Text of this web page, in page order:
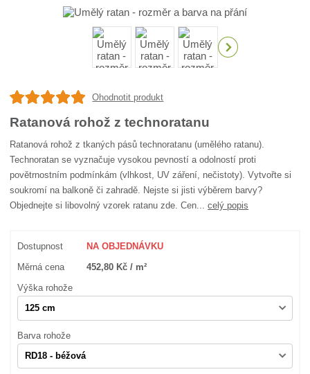
Ohodnotit produkt
Ratanová rohož z technoratanu
Ratanová rohož z tkaných pásů technoratanu (umělého ratanu).
Technoratan se vyznačuje vysokou pevností a odolností proti
povětrnostním podmínkám (vlhkost, UV záření, nečistoty). Vytvořte si
soukromí na balkoně či zahradě. Nejste si jisti výběrem barvy?
Objednejte si libovolný vzorek ratanu zde. Cen...celý popis
Dostupnost NA OBJEDNÁVKU
Měrná cena 452,80 Kč / m²
Výška rohože
Barva rohože